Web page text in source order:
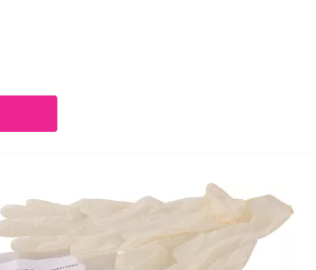
Anzahl zu erhöhen oder zu reduzieren.